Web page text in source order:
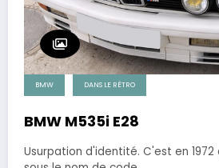
BMW DANS LE RÉTRO
BMW M535i E28
Usurpation d'identité. C'est en